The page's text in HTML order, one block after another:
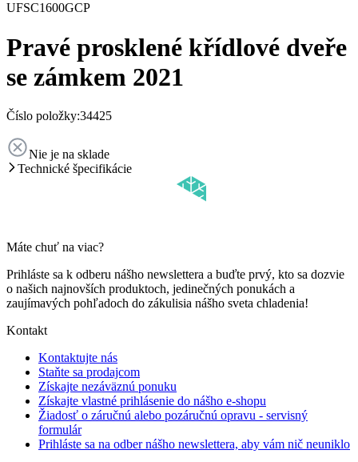
UFSC1600GCP
Pravé prosklené křídlové dveře
se zámkem 2021
Číslo položky:34425
Nie je na sklade
Technické špecifikácie
Máte chuť na viac?
Prihláste sa k odberu nášho newslettera a buďte prvý, kto sa dozvie
o našich najnovších produktoch, jedinečných ponukách a
zaujímavých pohľadoch do zákulisia nášho sveta chladenia!
Kontakt
Kontaktujte nás
Staňte sa prodajcom
Získajte nezáväznú ponuku
Získajte vlastné prihlásenie do nášho e-shopu
Žiadosť o záručnú alebo pozáručnú opravu - servisný
formulár
Prihláste sa na odber nášho newslettera, aby vám nič neuniklo